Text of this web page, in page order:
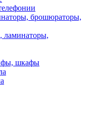
брошюраторы,
ламинаторы,
шкафы